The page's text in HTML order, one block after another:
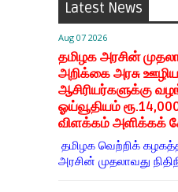
Latest News
Aug 07 2026
தமிழக அரசின்
அறிக்கை அரசு
ஆசிரியர்களுக்கு
ஓய்வூதியம்
விளக்கம் அளிக்கக்
தமிழக வெற்றிக்
அரசின் முதலாவது